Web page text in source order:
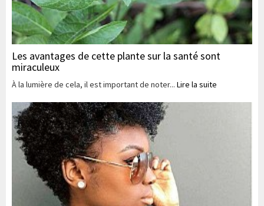
Les avantages de cette plante sur la santé sont
miraculeux
À la lumière de cela, il est important de noter... Lire la suite